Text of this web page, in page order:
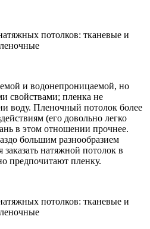
и водонепроницаемой, но
свойствами; пленка не
воду. Пленочный потолок более
(его довольно легко
в этом отношении прочнее.
большим разнообразием
заказать натяжной потолок в
предпочитают пленку.